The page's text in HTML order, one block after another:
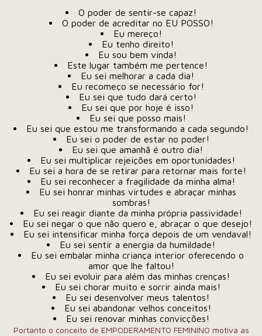
O poder de sentir-se capaz!
O poder de acreditar no EU POSSO!
Eu mereço!
Eu tenho direito!
Eu sou bem vinda!
Este lugar também me pertence!
Eu sei melhorar a cada dia!
Eu recomeço se necessário for!
Eu sei que tudo dará certo!
Eu sei que por hoje é isso!
Eu sei que posso mais!
Eu sei que estou me transformando a cada segundo!
Eu sei o poder de estar no poder!
Eu sei que amanhã é outro dia!
Eu sei multiplicar rejeições em oportunidades!
Eu sei a hora de se retirar para retornar mais forte!
Eu sei reconhecer a fragilidade da minha alma!
Eu sei honrar minhas virtudes e abraçar minhas
sombras!
Eu sei reagir diante da minha própria passividade!
Eu sei negar o que não quero e, abraçar o que desejo!
Eu sei intensificar minha força depois de um vendaval!
Eu sei sentir a energia da humildade!
Eu sei embalar minha criança interior oferecendo o
amor que lhe faltou!
Eu sei evoluir para além das minhas crenças!
Eu sei chorar muito e sorrir ainda mais!
Eu sei desenvolver meus talentos!
Eu sei abandonar velhos conceitos!
Eu sei renovar minhas convicções!
Portanto o conceito de EMPODERAMENTO FEMININO motiva as